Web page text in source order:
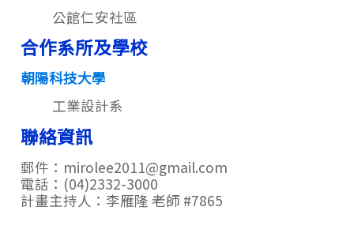
公館仁安社區
合作系所及學校
朝陽科技大學
工業設計系
聯絡資訊
郵件：mirolee2011@gmail.com
電話：(04)2332-3000
計畫主持人：李雁隆 老師 #7865